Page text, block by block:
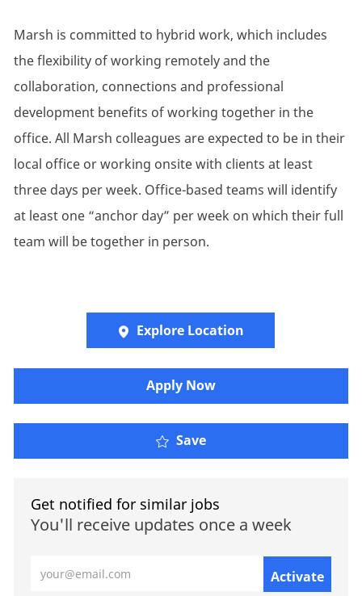
Marsh is committed to hybrid work, which includes
the flexibility of working remotely and the
collaboration, connections and professional
development benefits of working together in the
office. All Marsh colleagues are expected to be in their
local office or working onsite with clients at least
three days per week. Office-based teams will identify
at least one “anchor day” per week on which their full
team will be together in person.
Explore Location
​​​Apply Now
Save
Get notified for similar jobs
You'll receive updates once a week
Activate